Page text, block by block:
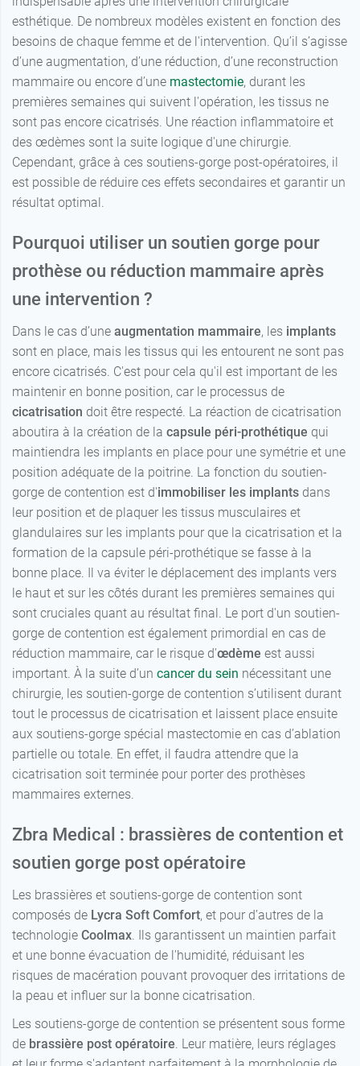
Blanc -
Bonnet A - 85
64,90 €
Blanc -
Bonnet A - 90
64,90 €
Blanc -
Bonnet A - 95
64,90 €
Blanc -
Bonnet B - 80
64,90 €
Bonnet B - 85
64,90 €
Blanc -
Blanc -
Bonnet B - 95
64,90 €
Bonnet B -
100
64,90 €
Bonnet B -
105
64,90 €
Blanc -
Bonnet B -
110
Blanc -
115
64,90 €
Blanc -
Bonnet C - 85
64,90 €
Blanc -
Bonnet C - 90
64,90 €
Blanc -
64,90 €
Blanc -
100
Blanc -
64,90 €
Blanc -
Bonnet C -
110
64,90 €
Blanc -
Bonnet C -
64,90 €
Blanc -
Bonnet D - 80
64,90 €
Bonnet D -
105
82,80 €
Bonnet E - 85
82,80 €
Blanc -
82,80 €
Blanc -
Bonnet E - 95
82,80 €
Bonnet E - 90
Blanc -
64,90 €
Blanc -
Bonnet E -
64,90 €
Blanc -
Bonnet E -
105
64,90 €
Blanc -
110
Noir - Bonnet
64,90 €
C - 80
64,90 €
Noir - Bonnet
64,90 €
Noir - Bonnet
C - 85
D - 85
64,90 €
Noir - Bonnet
64,90 €
Noir - Bonnet
B - 90
64,90 €
C - 90
64,90 €
Noir - Bonnet
64,90 €
Noir - Bonnet
E - 90
64,90 €
B - 95
64,90 €
Noir - Bonnet
64,90 €
Noir - Bonnet
Noir - Bonnet
64,90 €
Noir - Bonnet
B - 100
64,90 €
Noir - Bonnet
C - 100
64,90 €
Noir - Bonnet
D - 100
64,90 €
Bonnet D - 95 65,00 €
65,00 €
100
65,00 €
Bonnet B -
65,00 €
Bonnet C -
100
65,00 €
100
65,00 €
Bonnet E -
100
65,00 €
Bonnet A -
65,00 €
Bonnet B -
105
65,00 €
105
65,00 €
Bonnet D -
65,00 €
Bonnet E -
105
65,00 €
Bonnet A -
110
65,00 €
Bonnet B -
110
65,00 €
Bonnet C -
110
65,00 €
Bonnet D -
65,00 €
Bonnet E -
110
115
65,00 €
Bonnet C -
115
65,00 €
115
65,00 €
Bonnet E -
65,00 €
Bonnet C -
100
59,90 €
56,00 €
3 56,00 €
4 56,00 €
5 56,00 €
6 56,00 €
esthétique. De nombreux modèles existent en fonction des
besoins de chaque femme et de l'intervention. Qu’il s’agisse
d’une augmentation, d’une réduction, d’une reconstruction
mammaire ou encore d’une mastectomie, durant les
premières semaines qui suivent l'opération, les tissus ne
sont pas encore cicatrisés. Une réaction inflammatoire et
des œdèmes sont la suite logique d'une chirurgie.
Cependant, grâce à ces soutiens-gorge post-opératoires, il
est possible de réduire ces effets secondaires et garantir un
résultat optimal.
Pourquoi utiliser un soutien gorge pour
prothèse ou réduction mammaire après
une intervention ?
Dans le cas d’une augmentation mammaire, les implants
sont en place, mais les tissus qui les entourent ne sont pas
encore cicatrisés. C'est pour cela qu'il est important de les
maintenir en bonne position, car le processus de
cicatrisation doit être respecté. La réaction de cicatrisation
aboutira à la création de la capsule péri-prothétique qui
maintiendra les implants en place pour une symétrie et une
position adéquate de la poitrine. La fonction du soutien-
gorge de contention est d'immobiliser les implants dans
leur position et de plaquer les tissus musculaires et
glandulaires sur les implants pour que la cicatrisation et la
formation de la capsule péri-prothétique se fasse à la
bonne place. Il va éviter le déplacement des implants vers
le haut et sur les côtés durant les premières semaines qui
sont cruciales quant au résultat final. Le port d'un soutien-
gorge de contention est également primordial en cas de
réduction mammaire, car le risque d'œdème est aussi
important. À la suite d’un cancer du sein nécessitant une
chirurgie, les soutien-gorge de contention s’utilisent durant
tout le processus de cicatrisation et laissent place ensuite
aux soutiens-gorge spécial mastectomie en cas d’ablation
partielle ou totale. En effet, il faudra attendre que la
cicatrisation soit terminée pour porter des prothèses
mammaires externes.
Zbra Medical : brassières de contention et
soutien gorge post opératoire
Les brassières et soutiens-gorge de contention sont
composés de Lycra Soft Comfort, et pour d’autres de la
technologie Coolmax . Ils garantissent un maintien parfait
et une bonne évacuation de l'humidité, réduisant les
risques de macération pouvant provoquer des irritations de
la peau et influer sur la bonne cicatrisation.
Les soutiens-gorge de contention se présentent sous forme
de brassière post opératoire . Leur matière, leurs réglages